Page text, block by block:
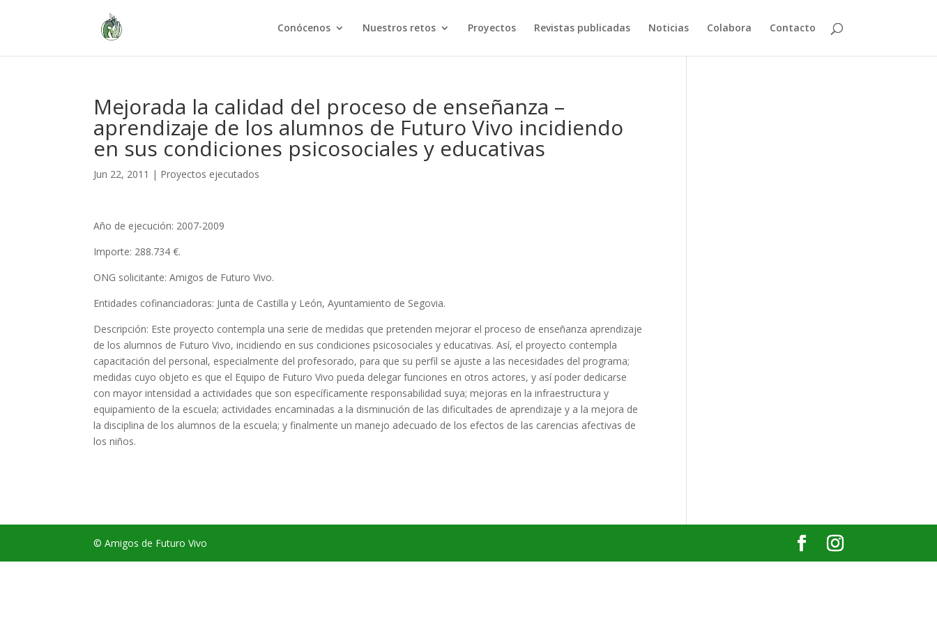
Conócenos Nuestros retos Proyectos Revistas publicadas Noticias Colabora Contacto
Mejorada la calidad del proceso de enseñanza –
aprendizaje de los alumnos de Futuro Vivo incidiendo
en sus condiciones psicosociales y educativas
Jun 22, 2011 | Proyectos ejecutados
Año de ejecución: 2007-2009
Importe: 288.734 €.
ONG solicitante: Amigos de Futuro Vivo.
Entidades cofinanciadoras: Junta de Castilla y León, Ayuntamiento de Segovia.
Descripción: Este proyecto contempla una serie de medidas que pretenden mejorar el proceso de enseñanza aprendizaje
de los alumnos de Futuro Vivo, incidiendo en sus condiciones psicosociales y educativas. Así, el proyecto contempla
capacitación del personal, especialmente del profesorado, para que su perfil se ajuste a las necesidades del programa;
medidas cuyo objeto es que el Equipo de Futuro Vivo pueda delegar funciones en otros actores, y así poder dedicarse
con mayor intensidad a actividades que son específicamente responsabilidad suya; mejoras en la infraestructura y
equipamiento de la escuela; actividades encaminadas a la disminución de las dificultades de aprendizaje y a la mejora de
la disciplina de los alumnos de la escuela; y finalmente un manejo adecuado de los efectos de las carencias afectivas de
los niños.
© Amigos de Futuro Vivo